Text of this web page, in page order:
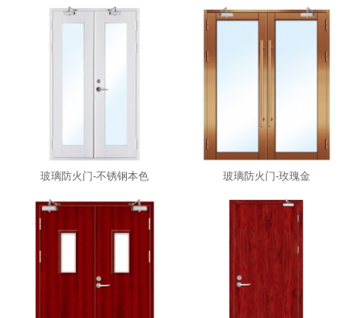
玻璃防火门-不锈钢本色 玻璃防火门-玫瑰金